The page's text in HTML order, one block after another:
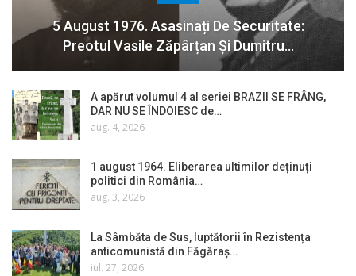
5 August 1976. Asasinați De Securitate:
Preotul Vasile Zăpârțan Și Dumitru…
A apărut volumul 4 al seriei BRAZII SE FRÂNG,
DAR NU SE ÎNDOIESC de…
aug. 4, 2026
1 august 1964. Eliberarea ultimilor deținuți
politici din România…
aug. 3, 2026
La Sâmbăta de Sus, luptătorii în Rezistența
anticomunistă din Făgăraș…
iul. 27, 2026